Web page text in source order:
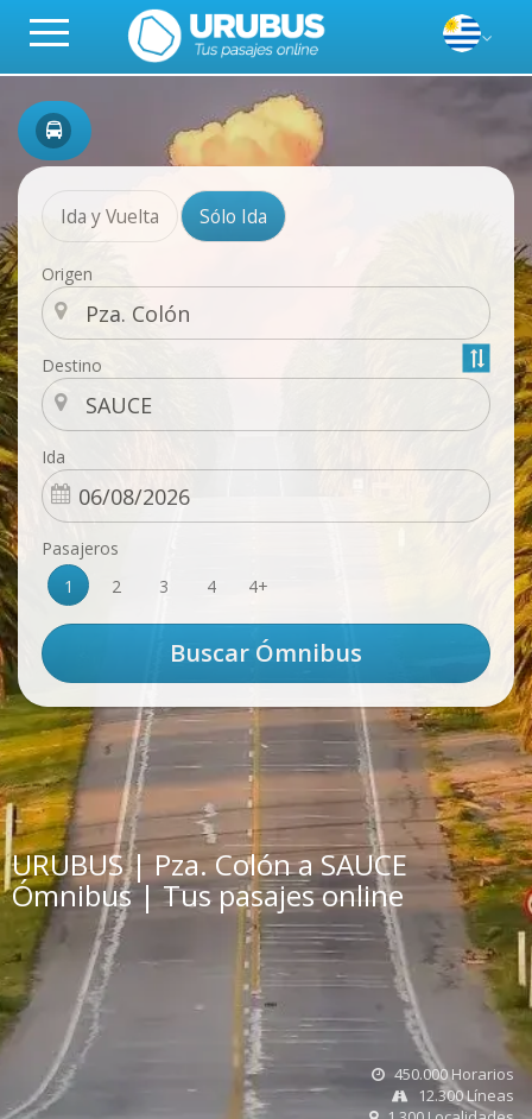
Ida y Vuelta Sólo Ida
Origen
Destino
Ida
Pasajeros
1
2 3 4 4+
URUBUS | Pza. Colón a SAUCE
Ómnibus | Tus pasajes online
450.000 Horarios
12.300 Líneas